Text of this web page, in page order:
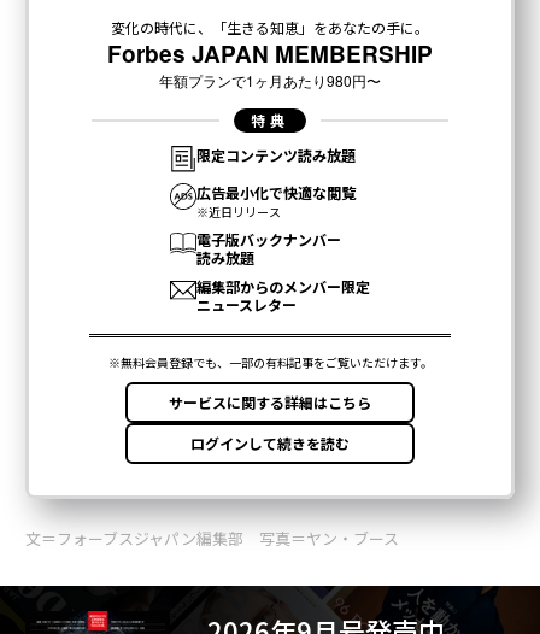
文＝フォーブスジャパン編集部 写真＝ヤン・ブース